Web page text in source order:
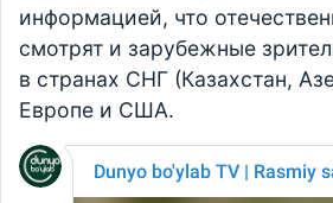
информацией, что
смотрят и зарубежные
в странах СНГ (Казахстан,
Европе и США.